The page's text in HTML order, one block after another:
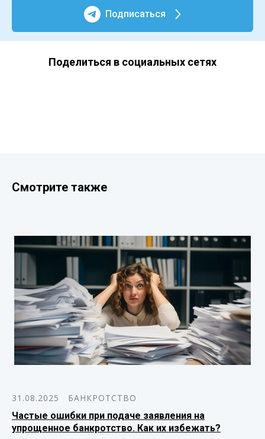
Подписаться
Поделиться в социальных сетях
Смотрите также
31.08.2025
БАНКРОТСТВО
Частые ошибки при подаче заявления на
упрощенное банкротство. Как их избежать?